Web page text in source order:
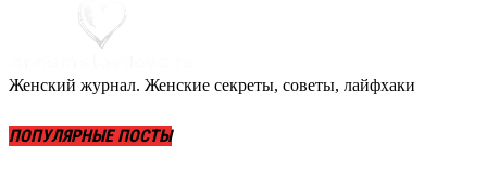
Женский журнал. Женские секреты, советы, лайфхаки
ПОПУЛЯРНЫЕ ПОСТЫ